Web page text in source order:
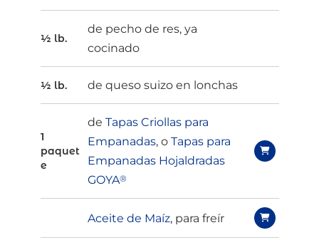
½ lb.
de pecho de res, ya
cocinado
½ lb. de queso suizo en lonchas
1
paquet
e
de Tapas Criollas para
Empanadas, o Tapas para
Empanadas Hojaldradas
GOYA®
Aceite de Maíz, para freír